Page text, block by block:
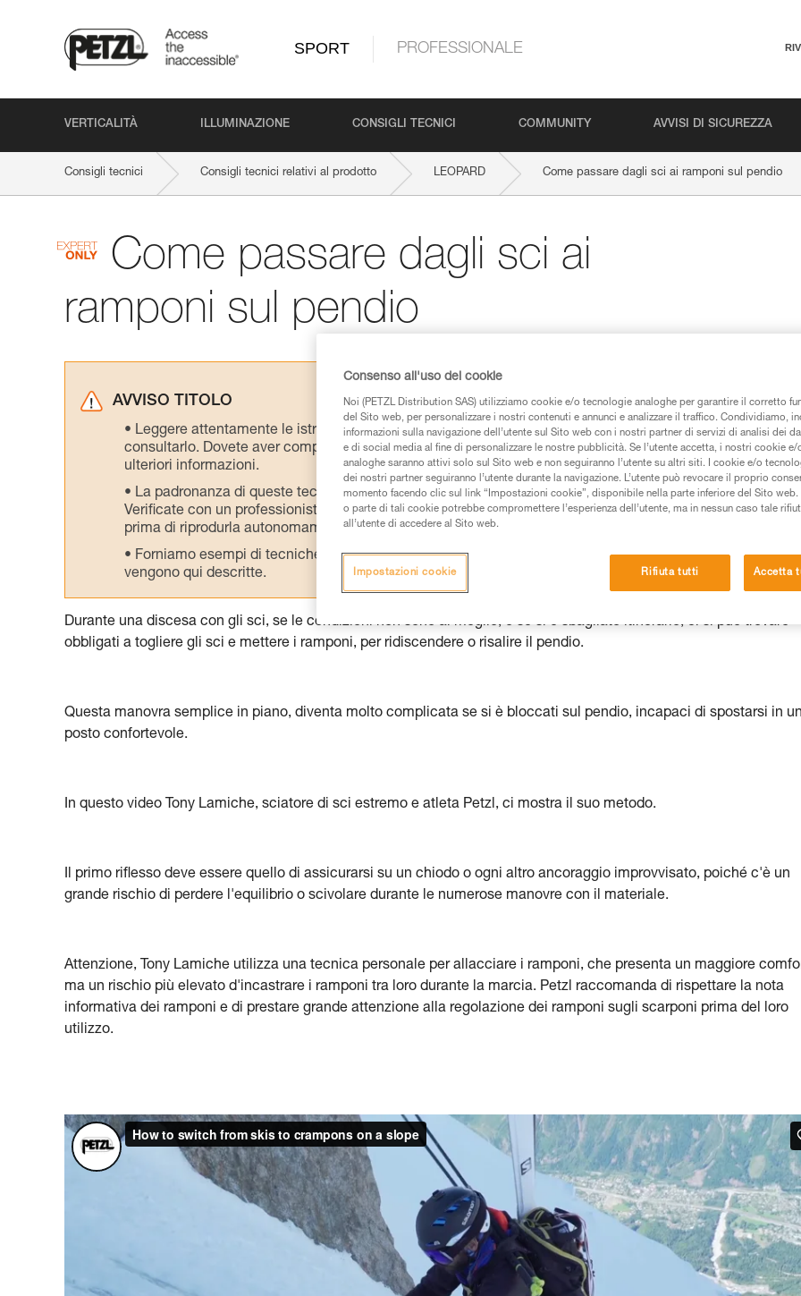
SPORT PROFESSIONALE
VERTICALITÀ ILLUMINAZIONE CONSIGLI TECNICI COMMUNITY AVVISI DI SICUREZZA
Consigli tecnici Consigli tecnici relativi al prodotto LEOPARD Come passare dagli sci ai ramponi sul pendio
Come passare dagli sci ai
ramponi sul pendio
AVVISO TITOLO
Leggere attentamente le istruzioni tecniche dei prodotti utilizzati in questo consiglio prima di
consultarlo. Dovete aver compreso le informazioni dell’istruzione tecnica per poter capire queste
ulteriori informazioni.
La padronanza di queste tecniche richiede una formazione ed un addestramento specifico.
Verificate con un professionista la vostra capacità di rifare la manovra, da soli, in piena sicurezza,
prima di riprodurla autonomamente.
Forniamo esempi di tecniche relative alla vostra attività. Ne possono esistere altre che non
vengono qui descritte.
Durante una discesa con gli sci, se le condizioni non sono al meglio, o se si è sbagliato itinerario, ci si può trovare
obbligati a togliere gli sci e mettere i ramponi, per ridiscendere o risalire il pendio.
Questa manovra semplice in piano, diventa molto complicata se si è bloccati sul pendio, incapaci di spostarsi in
posto confortevole.
In questo video Tony Lamiche, sciatore di sci estremo e atleta Petzl, ci mostra il suo metodo.
Il primo riflesso deve essere quello di assicurarsi su un chiodo o ogni altro ancoraggio improvvisato, poiché c'è un
grande rischio di perdere l'equilibrio o scivolare durante le numerose manovre con il materiale.
Attenzione, Tony Lamiche utilizza una tecnica personale per allacciare i ramponi, che presenta un maggiore
ma un rischio più elevato d'incastrare i ramponi tra loro durante la marcia. Petzl raccomanda di rispettare la nota
informativa dei ramponi e di prestare grande attenzione alla regolazione dei ramponi sugli scarponi prima del loro
utilizzo.
Consenso all'uso dei cookie
Noi (PETZL Distribution SAS) utilizziamo cookie e/o tecnologie analoghe per garantire il corretto
del Sito web, per personalizzare i nostri contenuti e annunci e analizzare il traffico. Condividiamo,
informazioni sulla navigazione dell’utente sul Sito web con i nostri partner di servizi di analisi dei
e di social media al fine di personalizzare le nostre pubblicità. Se l’utente accetta, i nostri cookie
analoghe saranno attivi solo sul Sito web e non seguiranno l’utente su altri siti. I cookie e/o
dei nostri partner seguiranno l’utente durante la navigazione. L’utente può revocare il proprio
momento facendo clic sul link “Impostazioni cookie”, disponibile nella parte inferiore del Sito
o parte di tali cookie potrebbe compromettere l’esperienza dell’utente, ma in nessun caso tale
all’utente di accedere al Sito web.
Rifiuta tutti Accetta
Impostazioni cookie